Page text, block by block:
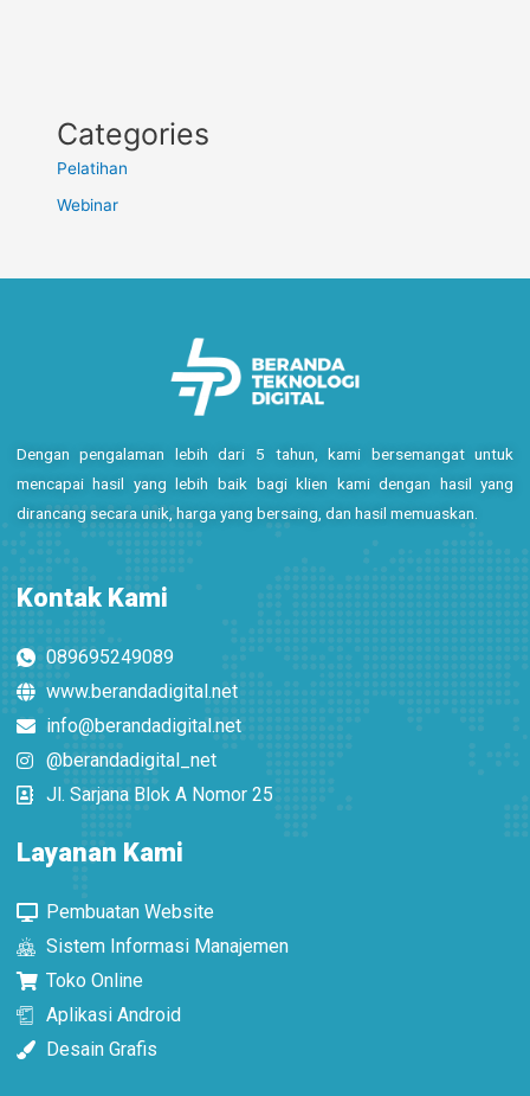
Categories
Pelatihan
Webinar
Dengan pengalaman lebih dari 5 tahun, kami bersemangat untuk
mencapai hasil yang lebih baik bagi klien kami dengan hasil yang
dirancang secara unik, harga yang bersaing, dan hasil memuaskan.
Kontak Kami
089695249089
www.berandadigital.net
info@berandadigital.net
@berandadigital_net
Jl. Sarjana Blok A Nomor 25
Layanan Kami
Pembuatan Website
Sistem Informasi Manajemen
Toko Online
Aplikasi Android
Desain Grafis